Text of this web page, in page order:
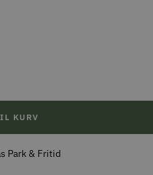
KURV
Park & Fritid